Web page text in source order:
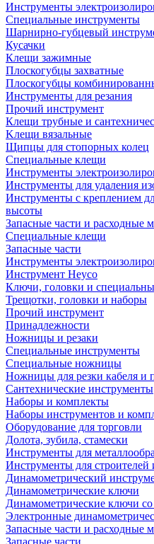
Инструменты
Специальные инструменты
Шарнирно-губцевый
Кусачки
Клещи зажимные
Плоскогубцы захватные
Плоскогубцы
Инструменты для резания
Прочий инструмент
Клещи трубные и
Kлещи вязальные
Щипцы для стопорных колец
Специальные клещи
Инструменты
Инструменты для удаления
Инструменты с креплением
высоты
Запасные части и расходные
Специальные клещи
Запасные части
Инструменты
Инструмент Heyco
Ключи, головки и
Трещотки, головки и наборы
Прочий инструмент
Принадлежности
Ножницы и резаки
Специальные инструменты
Специальные ножницы
Ножницы для резки кабеля и
Сантехнические инструменты
Наборы и комплекты
Наборы инструментов и
Оборудование для торговли
Долота, зубила, стамески
Инструменты для
Инструменты для
Динамометрический
Динамометрические ключи
Динамометрические ключи
Электронные
Запасные части и расходные
Запасные части